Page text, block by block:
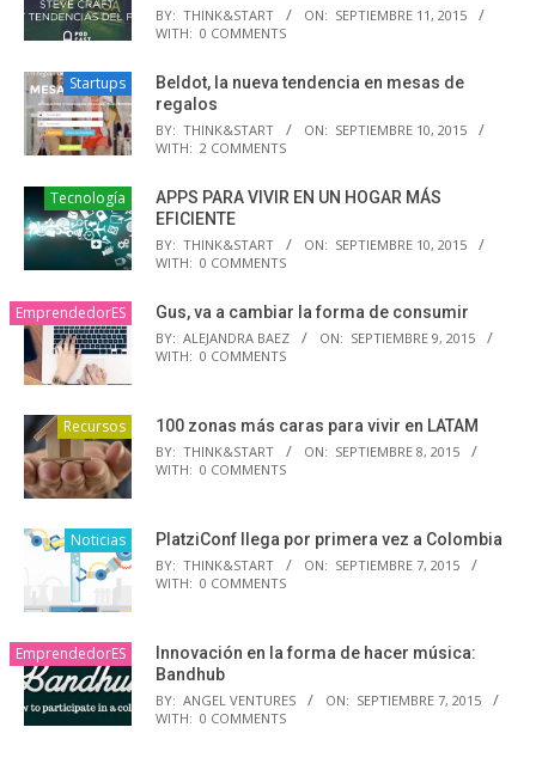
BY: THINK&START ON: SEPTIEMBRE 11, 2015
WITH: 0 COMMENTS
Startups
Beldot, la nueva tendencia en mesas de
regalos
BY: THINK&START ON: SEPTIEMBRE 10, 2015
WITH: 2 COMMENTS
Tecnología
APPS PARA VIVIR EN UN HOGAR MÁS
EFICIENTE
BY: THINK&START ON: SEPTIEMBRE 10, 2015
WITH: 0 COMMENTS
EmprendedorES Gus, va a cambiar la forma de consumir
BY: ALEJANDRA BAEZ ON: SEPTIEMBRE 9, 2015
WITH: 0 COMMENTS
Recursos 100 zonas más caras para vivir en LATAM
BY: THINK&START ON: SEPTIEMBRE 8, 2015
WITH: 0 COMMENTS
Noticias PlatziConf llega por primera vez a Colombia
BY: THINK&START ON: SEPTIEMBRE 7, 2015
WITH: 0 COMMENTS
EmprendedorES
Innovación en la forma de hacer música:
Bandhub
BY: ANGEL VENTURES ON: SEPTIEMBRE 7, 2015
WITH: 0 COMMENTS